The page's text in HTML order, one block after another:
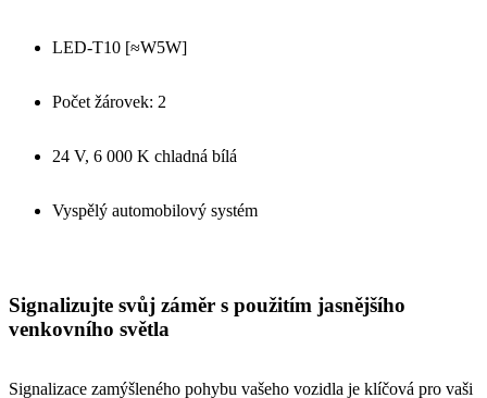
LED-T10 [≈W5W]
Počet žárovek: 2
24 V, 6 000 K chladná bílá
Vyspělý automobilový systém
Signalizujte svůj záměr s použitím jasnějšího
venkovního světla
Signalizace zamýšleného pohybu vašeho vozidla je klíčová pro vaši